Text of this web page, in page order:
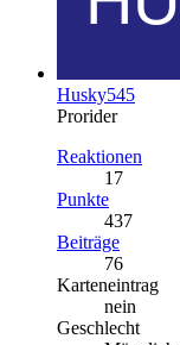
Husky545
Prorider
Reaktionen
17
Punkte
437
Beiträge
76
Karteneintrag
nein
Geschlecht